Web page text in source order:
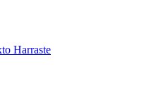
Harraste